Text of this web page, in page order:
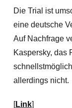
Die Trial ist
eine deutsche
Auf Nachfrage
Kaspersky, das
allerdings nicht.
[Link]